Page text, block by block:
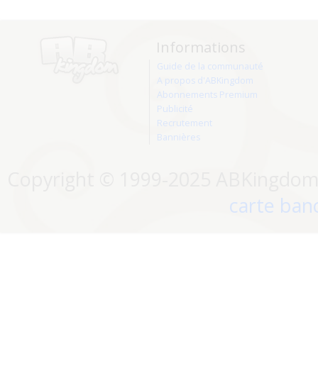
Informations
Guide de la communauté
A propos d'ABKingdom
Abonnements Premium
Publicité
Recrutement
Bannières
carte